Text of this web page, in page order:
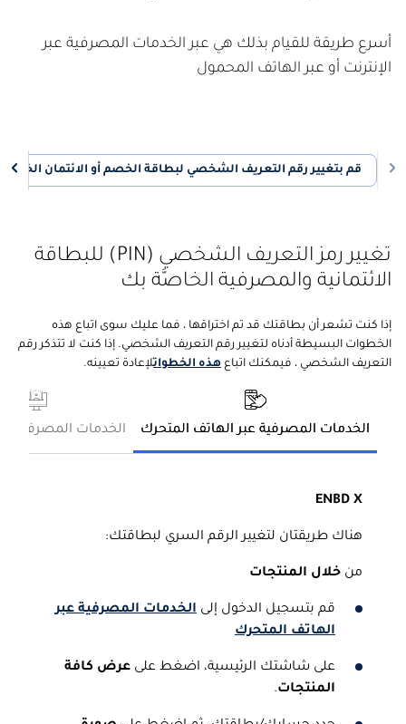
أسرع طريقة للقيام بذلك هي عبر الخدمات المصرفية عبر
الإنترنت أو عبر الهاتف المحمول
قم بتغيير رقم التعريف الشخصي لبطاقة الخصم أو الائتمان
تغيير رمز التعريف الشخصي (PIN) للبطاقة
الائتمانية والمصرفية الخاصَّة بك
إذا كنت تشعر أن بطاقتك قد تم اختراقها ، فما عليك سوى اتباع هذه
الخطوات البسيطة أدناه لتغيير رقم التعريف الشخصي. إذا كنت لا تتذكر رقم
التعريف الشخصي ، فيمكنك اتباع هذه الخطواتلإعادة تعيينه.
الخدمات المصرفية عبر الهاتف المتحرك الخدمات المصرفية
ENBD X
هناك طريقتان لتغيير الرقم السري لبطاقتك:
من خلال المنتجات
قم بتسجيل الدخول إلى الخدمات المصرفية عبر
الهاتف المتحرك
على شاشتك الرئيسية، اضغط على عرض كافة
المنتجات.